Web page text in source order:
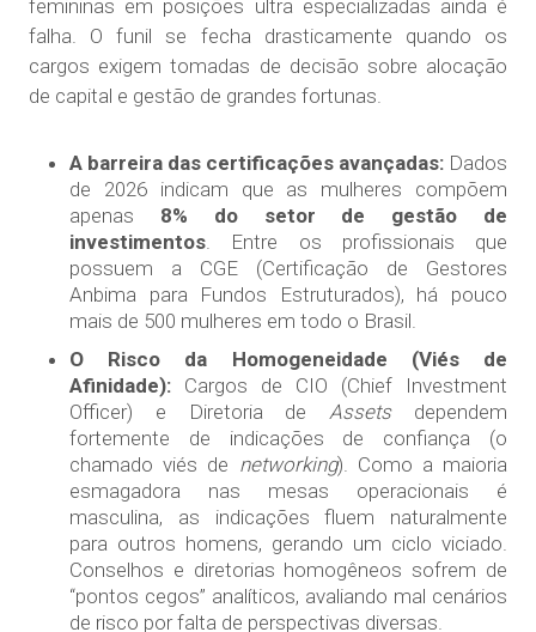
femininas em posições ultra especializadas ainda é
falha. O funil se fecha drasticamente quando os
cargos exigem tomadas de decisão sobre alocação
de capital e gestão de grandes fortunas.
A barreira das certificações avançadas: Dados
de 2026 indicam que as mulheres compõem
apenas 8% do setor de gestão de
investimentos . Entre os profissionais que
possuem a CGE (Certificação de Gestores
Anbima para Fundos Estruturados), há pouco
mais de 500 mulheres em todo o Brasil.
O Risco da Homogeneidade (Viés de
Afinidade): Cargos de CIO (Chief Investment
Officer) e Diretoria de Assetsdependem
fortemente de indicações de confiança (o
chamado viés de networking). Como a maioria
esmagadora nas mesas operacionais é
masculina, as indicações fluem naturalmente
para outros homens, gerando um ciclo viciado.
Conselhos e diretorias homogêneos sofrem de
“pontos cegos” analíticos, avaliando mal cenários
de risco por falta de perspectivas diversas.